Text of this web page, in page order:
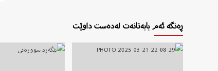
ڕەنگە ئەم بابەتانەت لەدەست داوێت